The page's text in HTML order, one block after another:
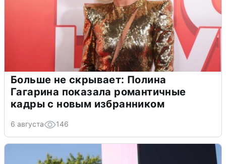
Больше не скрывает: Полина
Гагарина показала романтичные
кадры с новым избранником
6 августа 146